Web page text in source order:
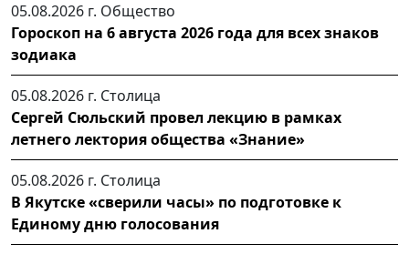
05.08.2026 г. Общество
Гороскоп на 6 августа 2026 года для всех знаков
зодиака
05.08.2026 г. Столица
Сергей Сюльский провел лекцию в рамках
летнего лектория общества «Знание»
05.08.2026 г. Столица
В Якутске «сверили часы» по подготовке к
Единому дню голосования